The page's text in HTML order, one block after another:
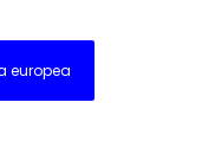
europea